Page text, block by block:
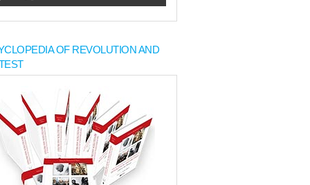
OF REVOLUTION AND